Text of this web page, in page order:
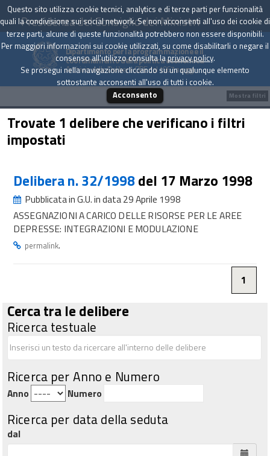
Presidenza del Consiglio dei Ministri
Dipartimento per la programmazione e il
coordinamento della politica economica
Archivio delle Delibere CIPE dal 1967 a oggi
Trovate 1 delibere che verificano i filtri
impostati
Delibera n. 32/1998del 17 Marzo 1998
Pubblicata in G.U. in data 29 Aprile 1998
ASSEGNAZIONI A CARICO DELLE RISORSE PER LE AREE
DEPRESSE: INTEGRAZIONI E MODULAZIONE
permalink.
1
Cerca tra le delibere
Ricerca testuale
Ricerca per Anno e Numero
Anno Numero
Ricerca per data della seduta
dal
Mostra filtri
Questo sito utilizza cookie tecnici, analytics e di terze parti per funzionalità
quali la condivisione sui social network. Se non acconsenti all'uso dei cookie di
terze parti, alcune di queste funzionalità potrebbero non essere disponibili.
Per maggiori informazioni sui cookie utilizzati, su come disabilitarli o negare il
consenso all'utilizzo consulta laprivacy policy.
Se prosegui nella navigazione cliccando su un qualunque elemento
sottostante acconsenti all'uso di tutti i cookie.
Acconsento